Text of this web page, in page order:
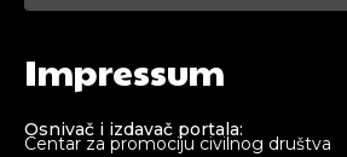
Impressum
Osnivač i izdavač portala:
Centar za promociju civilnog društva